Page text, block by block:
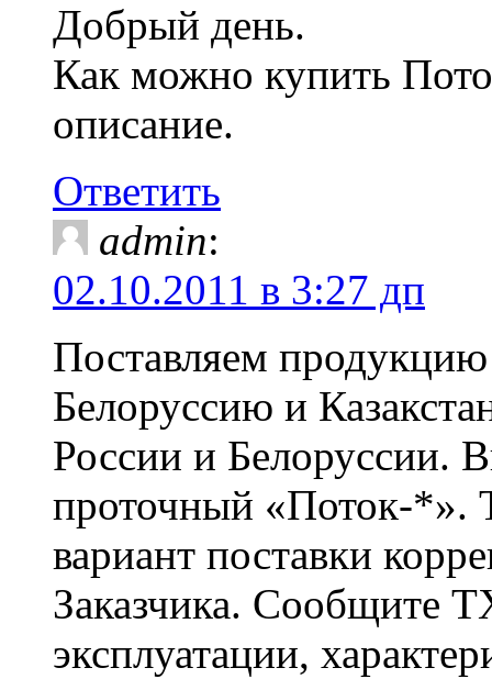
Добрый день.
Как можно купить
описание.
Ответить
admin:
02.10.2011 в 3:27 дп
Поставляем
Белоруссию и
России и Белоруссии.
проточный «Поток-*».
вариант поставки
Заказчика. Сообщите
эксплуатации,